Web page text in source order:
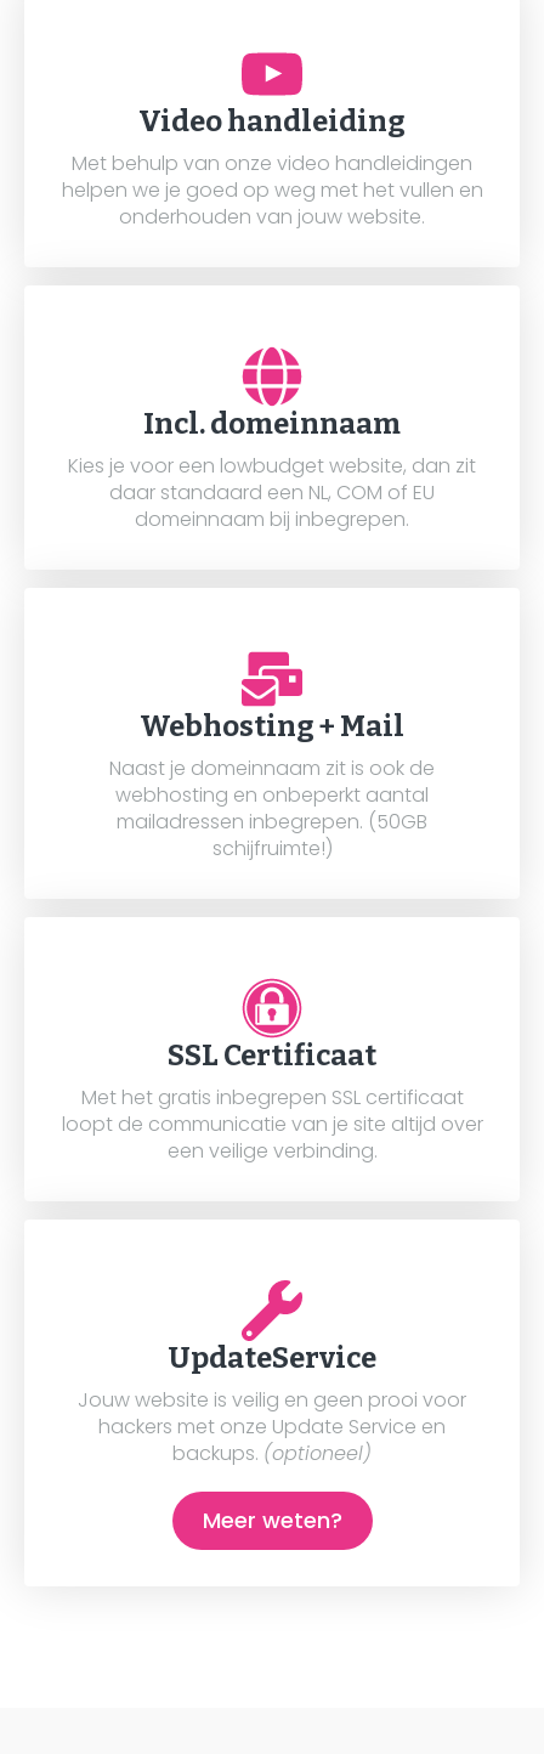
Video handleiding
Met behulp van onze video handleidingen
helpen we je goed op weg met het vullen en
onderhouden van jouw website.
Incl. domeinnaam
Kies je voor een lowbudget website, dan zit
daar standaard een NL, COM of EU
domeinnaam bij inbegrepen.
Webhosting + Mail
Naast je domeinnaam zit is ook de
webhosting en onbeperkt aantal
mailadressen inbegrepen. (50GB
schijfruimte!)
SSL Certificaat
Met het gratis inbegrepen SSL certificaat
loopt de communicatie van je site altijd over
een veilige verbinding.
UpdateService
Jouw website is veilig en geen prooi voor
hackers met onze Update Service en
backups. (optioneel)
Meer weten?